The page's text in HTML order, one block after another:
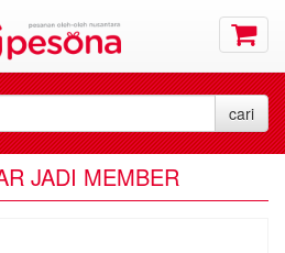
JADI MEMBER